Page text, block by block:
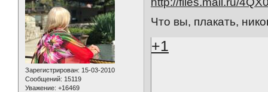
Зарегистрирован: 15-03-2010
Сообщений: 15119
Уважение: +16469
Что вы, плакать,
+1